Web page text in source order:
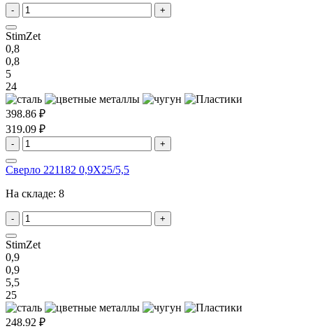
- +
StimZet
0,8
0,8
5
24
398.86 ₽
319.09 ₽
- +
Сверло 221182 0,9X25/5,5
На складе: 8
- +
StimZet
0,9
0,9
5,5
25
248.92 ₽